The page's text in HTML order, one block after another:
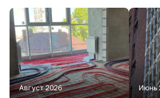
Август 2026 Июнь